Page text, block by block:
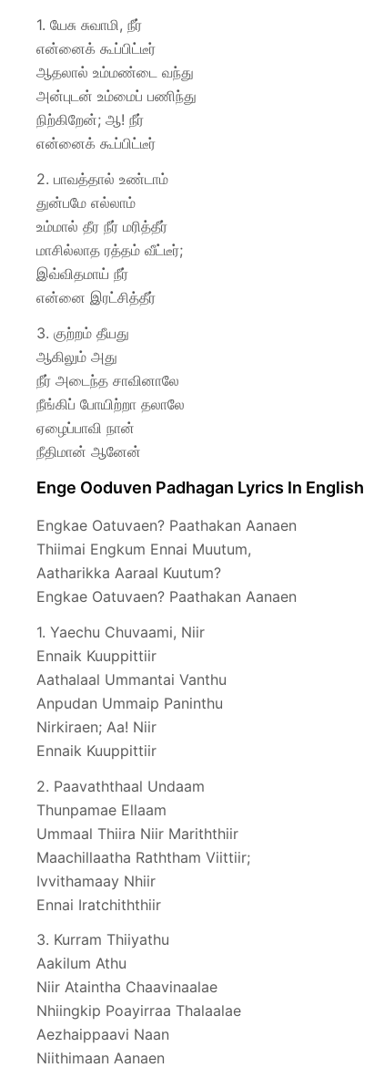
1. யேசு சுவாமி, நீர்
என்னைக் கூப்பிட்டீர்
ஆதலால் உம்மண்டை வந்து
அன்புடன் உம்மைப் பணிந்து
நிற்கிறேன்; ஆ! நீர்
என்னைக் கூப்பிட்டீர்
2. பாவத்தால் உண்டாம்
துன்பமே எல்லாம்
உம்மால் தீர நீர் மரித்தீர்
மாசில்லாத ரத்தம் வீட்டீர்;
இவ்விதமாய் நீர்
என்னை இரட்சித்தீர்
3. குற்றம் தீயது
ஆகிலும் அது
நீர் அடைந்த சாவினாலே
நீங்கிப் போயிற்றா தலாலே
ஏழைப்பாவி நான்
நீதிமான் ஆனேன்
Enge Ooduven Padhagan Lyrics In English
Engkae Oatuvaen? Paathakan Aanaen
Thiimai Engkum Ennai Muutum,
Aatharikka Aaraal Kuutum?
Engkae Oatuvaen? Paathakan Aanaen
1. Yaechu Chuvaami, Niir
Ennaik Kuuppittiir
Aathalaal Ummantai Vanthu
Anpudan Ummaip Paninthu
Nirkiraen; Aa! Niir
Ennaik Kuuppittiir
2. Paavaththaal Undaam
Thunpamae Ellaam
Ummaal Thiira Niir Mariththiir
Maachillaatha Raththam Viittiir;
Ivvithamaay Nhiir
Ennai Iratchiththiir
3. Kurram Thiiyathu
Aakilum Athu
Niir Ataintha Chaavinaalae
Nhiingkip Poayirraa Thalaalae
Aezhaippaavi Naan
Niithimaan Aanaen